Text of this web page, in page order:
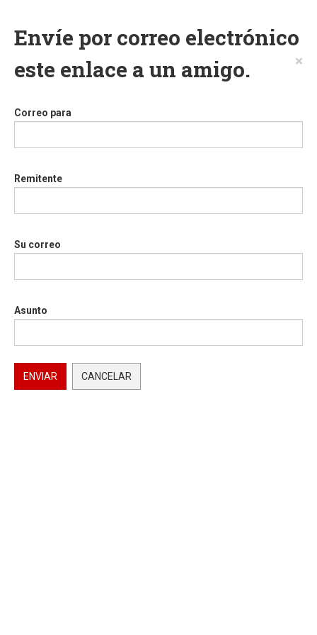
Envíe por correo electrónico
este enlace a un amigo.
×
Correo para
Remitente
Su correo
Asunto
ENVIAR CANCELAR